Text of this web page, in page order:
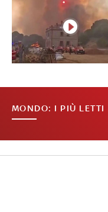
MONDO: I PIÙ LETTI